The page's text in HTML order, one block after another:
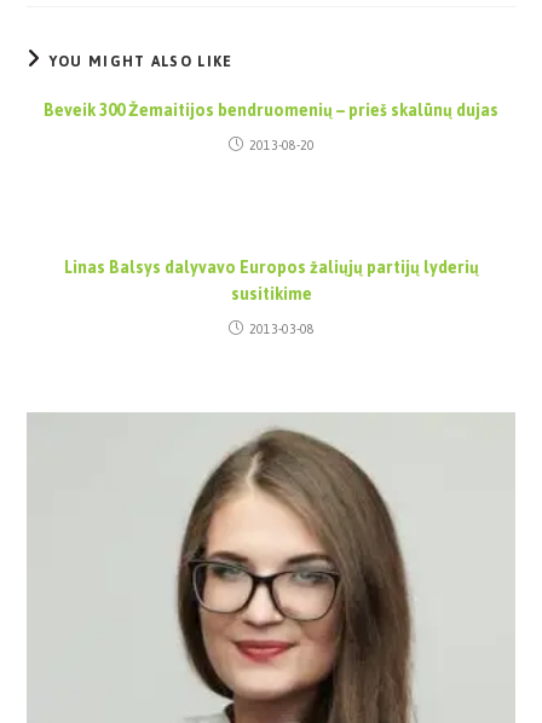
YOU MIGHT ALSO LIKE
Beveik 300 Žemaitijos bendruomenių – prieš skalūnų dujas
2013-08-20
Linas Balsys dalyvavo Europos žaliųjų partijų lyderių
susitikime
2013-03-08